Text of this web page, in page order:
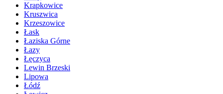
Krapkowice
Kruszwica
Krzeszowice
Łask
Łaziska Górne
Łazy
Łęczyca
Lewin Brzeski
Lipowa
Łódź